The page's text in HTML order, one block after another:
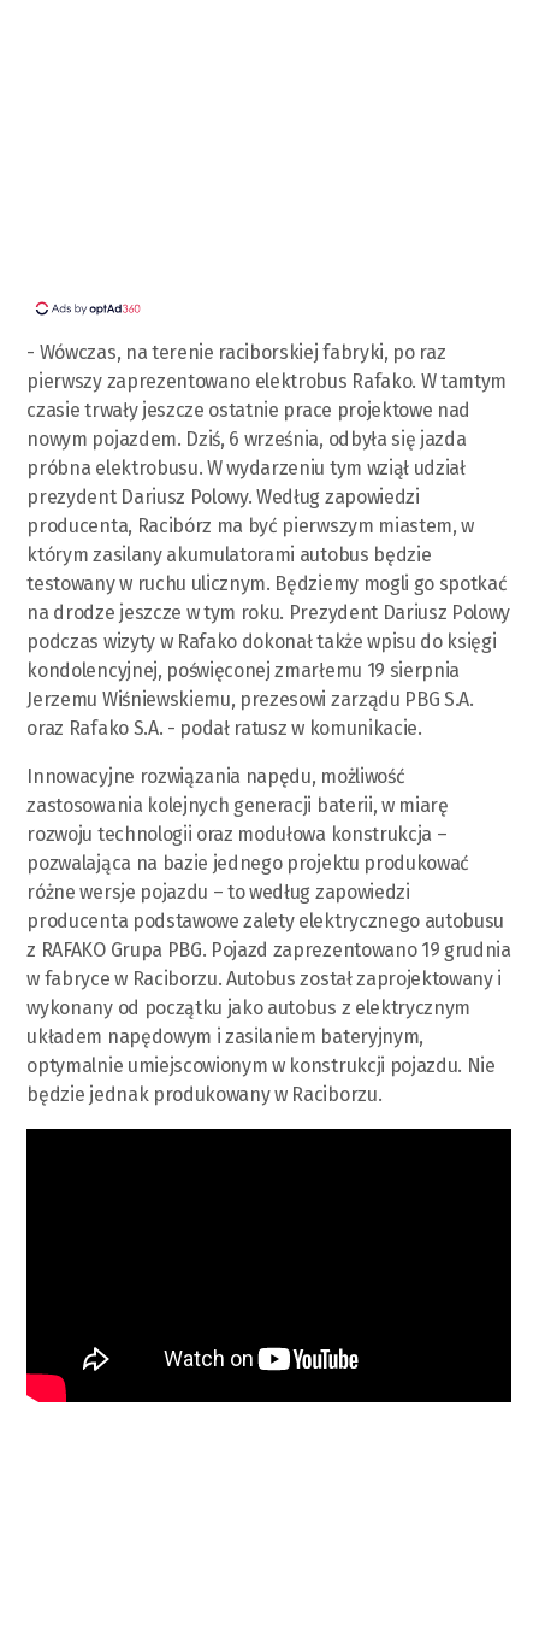
- Wówczas, na terenie raciborskiej fabryki, po raz
pierwszy zaprezentowano elektrobus Rafako. W tamtym
czasie trwały jeszcze ostatnie prace projektowe nad
nowym pojazdem. Dziś, 6 września, odbyła się jazda
próbna elektrobusu. W wydarzeniu tym wziął udział
prezydent Dariusz Polowy. Według zapowiedzi
producenta, Racibórz ma być pierwszym miastem, w
którym zasilany akumulatorami autobus będzie
testowany w ruchu ulicznym. Będziemy mogli go spotkać
na drodze jeszcze w tym roku. Prezydent Dariusz Polowy
podczas wizyty w Rafako dokonał także wpisu do księgi
kondolencyjnej, poświęconej zmarłemu 19 sierpnia
Jerzemu Wiśniewskiemu, prezesowi zarządu PBG S.A.
oraz Rafako S.A. - podał ratusz w komunikacie.
Innowacyjne rozwiązania napędu, możliwość
zastosowania kolejnych generacji baterii, w miarę
rozwoju technologii oraz modułowa konstrukcja –
pozwalająca na bazie jednego projektu produkować
różne wersje pojazdu – to według zapowiedzi
producenta podstawowe zalety elektrycznego autobusu
z RAFAKO Grupa PBG. Pojazd zaprezentowano 19 grudnia
w fabryce w Raciborzu. Autobus został zaprojektowany i
wykonany od początku jako autobus z elektrycznym
układem napędowym i zasilaniem bateryjnym,
optymalnie umiejscowionym w konstrukcji pojazdu. Nie
będzie jednak produkowany w Raciborzu.